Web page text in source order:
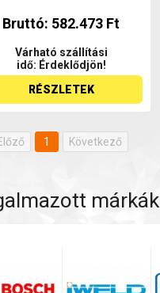
Bruttó: 582.473 Ft
Várható szállítási
idő: Érdeklődjön!
RÉSZLETEK
1 Következő
márkák